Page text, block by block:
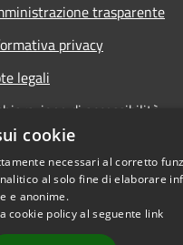
trasparente
privacy
legali
di accessibilità
cookie
necessari al corretto
al solo fine di elaborare
e anonime.
cookie policy al seguente link